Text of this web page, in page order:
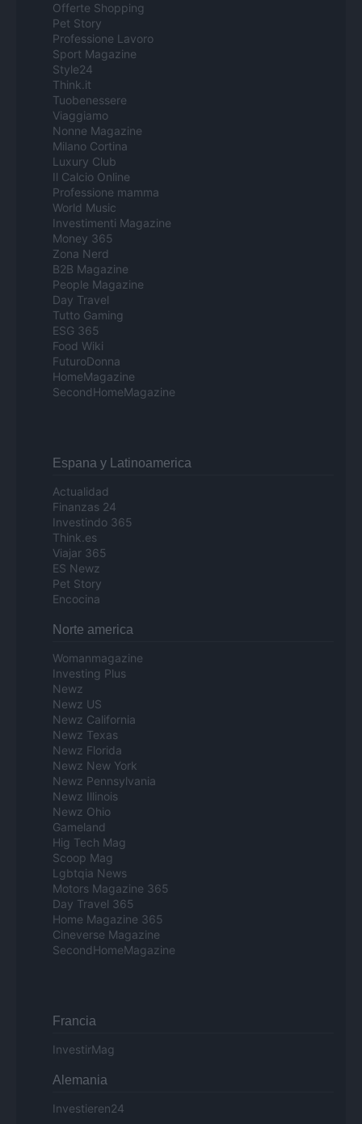
Offerte Shopping
Pet Story
Professione Lavoro
Sport Magazine
Style24
Think.it
Tuobenessere
Viaggiamo
Nonne Magazine
Milano Cortina
Luxury Club
Il Calcio Online
Professione mamma
World Music
Investimenti Magazine
Money 365
Zona Nerd
B2B Magazine
People Magazine
Day Travel
Tutto Gaming
ESG 365
Food Wiki
FuturoDonna
HomeMagazine
SecondHomeMagazine
Espana y Latinoamerica
Actualidad
Finanzas 24
Investindo 365
Think.es
Viajar 365
ES Newz
Pet Story
Encocina
Norte america
Womanmagazine
Investing Plus
Newz
Newz US
Newz California
Newz Texas
Newz Florida
Newz New York
Newz Pennsylvania
Newz Illinois
Newz Ohio
Gameland
Hig Tech Mag
Scoop Mag
Lgbtqia News
Motors Magazine 365
Day Travel 365
Home Magazine 365
Cineverse Magazine
SecondHomeMagazine
Francia
InvestirMag
Alemania
Investieren24